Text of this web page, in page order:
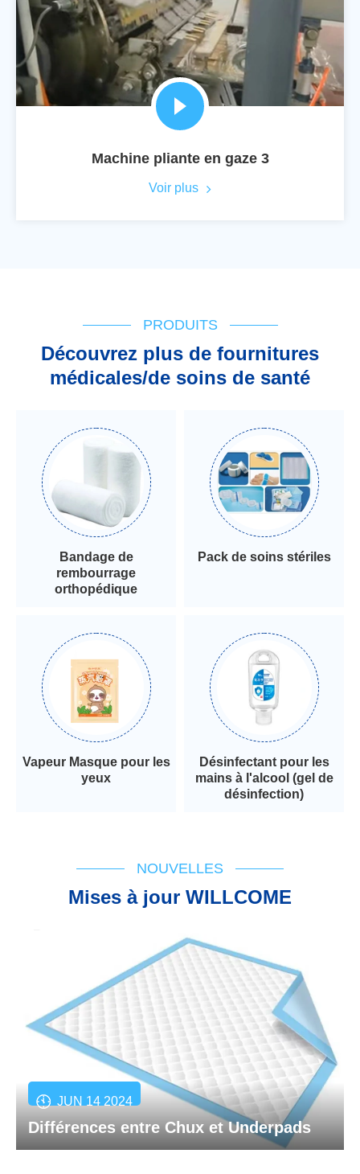
Machine pliante en gaze 3
Voir plus
PRODUITS
Découvrez plus de fournitures
médicales/de soins de santé
Bandage de
rembourrage
orthopédique
Pack de soins stériles
Vapeur Masque pour les
yeux
Désinfectant pour les
mains à l'alcool (gel de
désinfection)
NOUVELLES
Mises à jour WILLCOME
JUN 14 2024
Différences entre Chux et Underpads